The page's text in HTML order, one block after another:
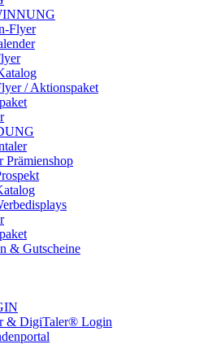
Flyer
/ Aktionspaket
Prämienshop
& Gutscheine
& DigiTaler® Login